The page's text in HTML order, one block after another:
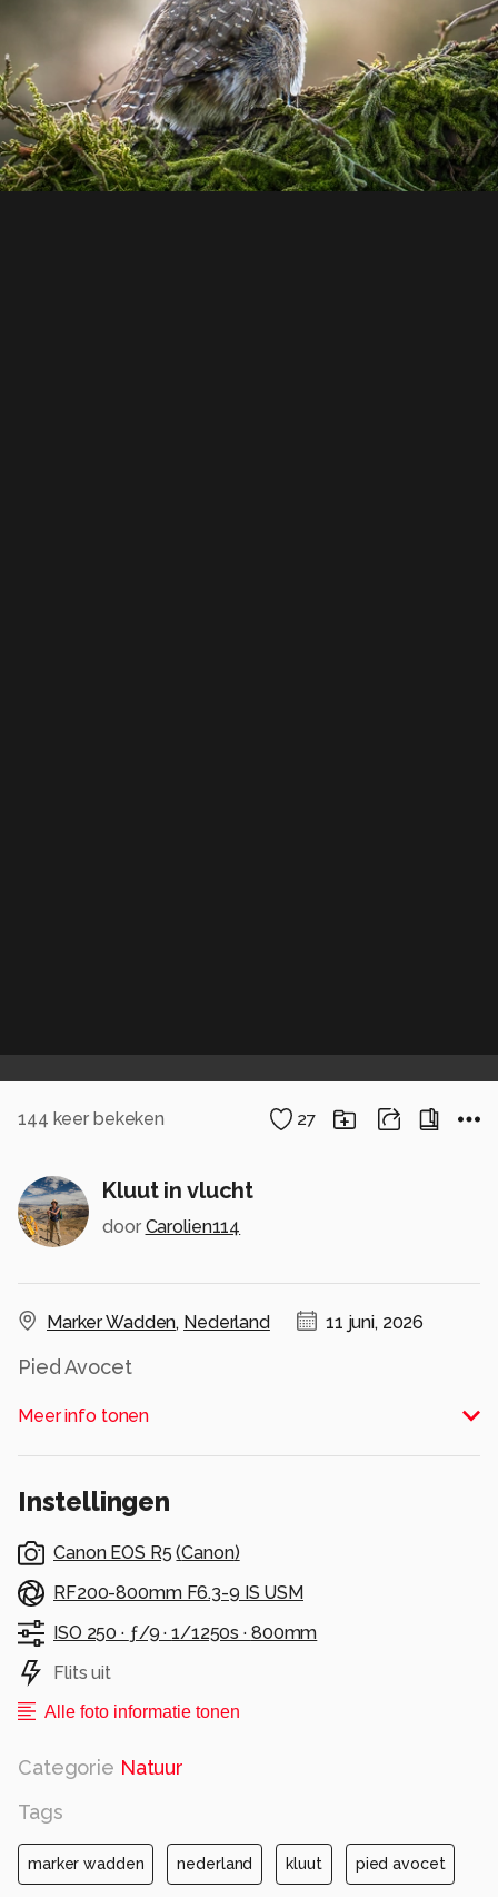
144 keer bekeken 27
Kluut in vlucht
door Carolien114
Marker Wadden, Nederland 11 juni, 2026
Pied Avocet
Marker Wadden met Zoom magazine
Meer info tonen
Instellingen
Canon EOS R5 (Canon)
RF200-800mm F6.3-9 IS USM
ISO 250 · ƒ/9 ·1/1250s · 800mm
Flits uit
Alle foto informatie tonen
Categorie Natuur
Tags
marker wadden nederland kluut pied avocet